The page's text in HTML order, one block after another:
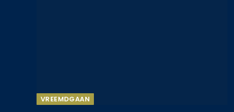
VREEMDGAAN